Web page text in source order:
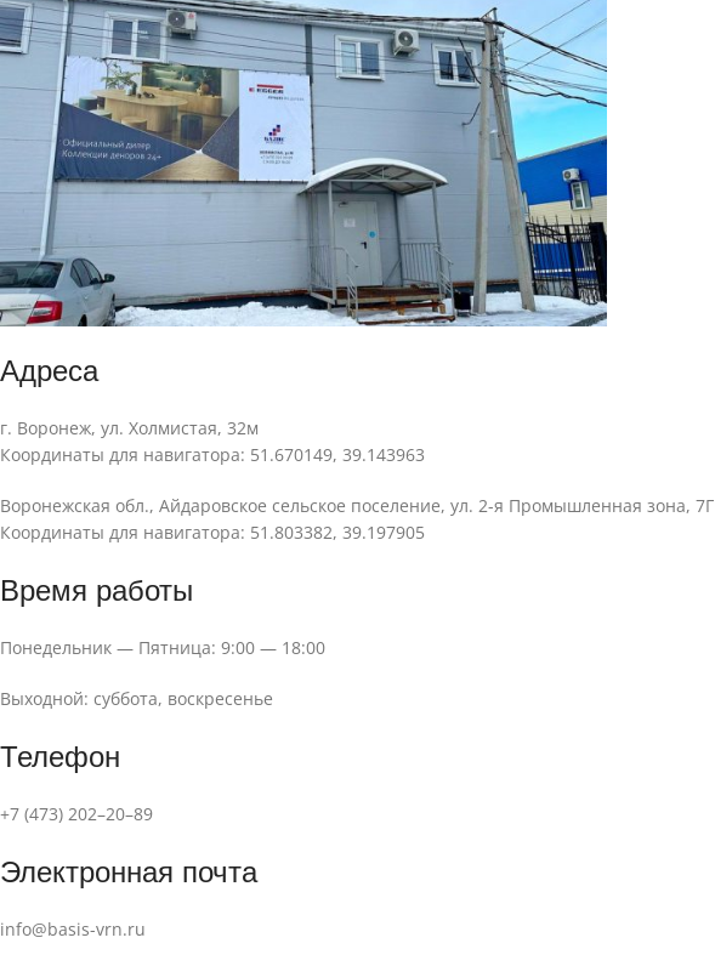
Адреса
г. Воронеж, ул. Холмистая, 32м
Координаты для навигатора: 51.670149, 39.143963
Воронежская обл., Айдаровское сельское поселение, ул. 2-я Промышленная зона, 7Г
Координаты для навигатора: 51.803382, 39.197905
Время работы
Понедельник — Пятница: 9:00 — 18:00
Выходной: суббота, воскресенье
Телефон
+7 (473) 202–20–89
Электронная почта
info@basis-vrn.ru